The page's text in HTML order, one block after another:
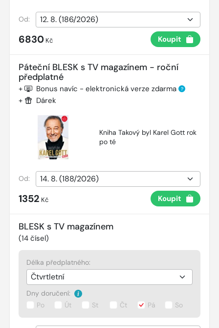
Od:
6830 Kč Koupit
Páteční BLESK s TV magazínem - roční
předplatné
+ Bonus navíc - elektronická verze zdarma ?
+ Dárek
Kniha Takový byl Karel Gott rok
po té
Od:
1352 Kč Koupit
BLESK s TV magazínem
(14 čísel)
Délka předplatného:
Dny doručení:
Po
Út St Čt Pá So